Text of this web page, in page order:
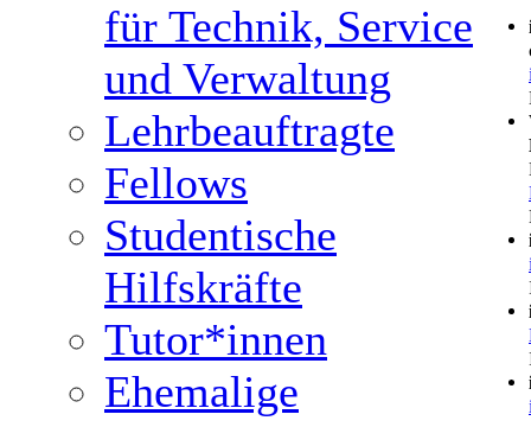
für Technik, Service
und Verwaltung
Lehrbeauftragte
Fellows
Studentische
Hilfskräfte
Tutor*innen
Ehemalige